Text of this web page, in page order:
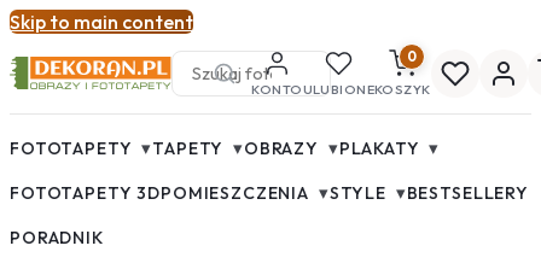
Skip to main content
KONTOULUBIONE
0
KOSZYK
FOTOTAPETY ▾TAPETY ▾OBRAZY ▾PLAKATY ▾
FOTOTAPETY 3DPOMIESZCZENIA ▾STYLE ▾BESTSELLERY
PORADNIK